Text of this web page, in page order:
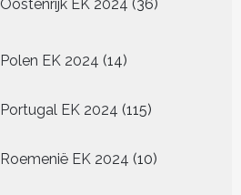
Oostenrijk EK 2024 36
producten
Polen EK 2024 1414
Portugal EK 2024 115115
Roemenië EK 2024 1010